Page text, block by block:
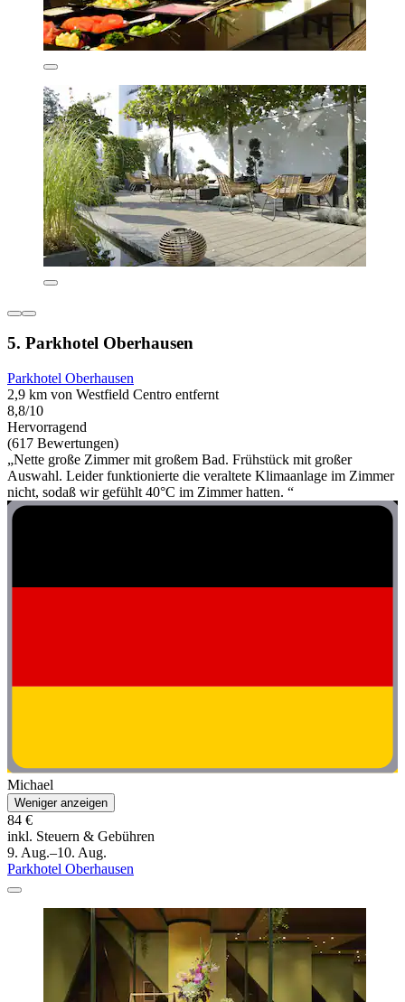
5. Parkhotel Oberhausen
Parkhotel Oberhausen
2,9 km von Westfield Centro entfernt
8,8/10
Hervorragend
(617 Bewertungen)
„Nette große Zimmer mit großem Bad. Frühstück mit großer
Auswahl. Leider funktionierte die veraltete Klimaanlage im Zimmer
nicht, sodaß wir gefühlt 40°C im Zimmer hatten. “
Michael
Weniger anzeigen
84 €
inkl. Steuern & Gebühren
9. Aug.–10. Aug.
Parkhotel Oberhausen